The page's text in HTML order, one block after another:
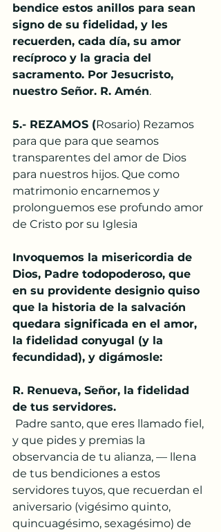
bendice estos anillos para sean
signo de su fidelidad, y les
recuerden, cada día, su amor
recíproco y la gracia del
sacramento. Por Jesucristo,
nuestro Señor. R. Amén.
5.- REZAMOS (Rosario) Rezamos
para que para que seamos
transparentes del amor de Dios
para nuestros hijos. Que como
matrimonio encarnemos y
prolonguemos ese profundo amor
de Cristo por su Iglesia
Invoquemos la misericordia de
Dios, Padre todopoderoso, que
en su providente designio quiso
que la historia de la salvación
quedara significada en el amor,
la fidelidad conyugal (y la
fecundidad), y digámosle:
R. Renueva, Señor, la fidelidad
de tus servidores.
y que pides y premias la
observancia de tu alianza, — llena
de tus bendiciones a estos
servidores tuyos, que recuerdan el
aniversario (vigésimo quinto,
quincuagésimo, sexagésimo) de